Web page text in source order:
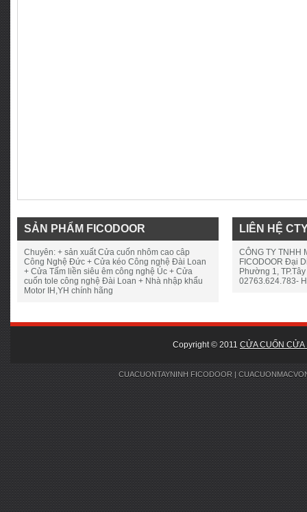
SẢN PHẨM FICODOOR
Chuyên: + sản xuất Cửa cuốn nhôm cao câp
Công Nghệ Đức + Cửa kéo Công nghệ Đài Loan
+ Cửa Tấm liền siêu êm công nghệ Úc + Cửa
cuốn tole công nghệ Đài Loan + Nhà nhập khẩu
Motor IH,YH chính hãng
LIÊN HỆ
CÔNG TY TNHH
FICODOOR Đại
Phường 1,
02763.624.783-
Copyright © 2011 CỬA CUỐN CỬA
CUACUONTAYNINH FICODOOR |